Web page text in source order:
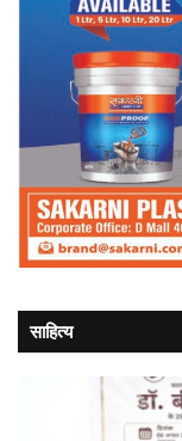
साहित्य